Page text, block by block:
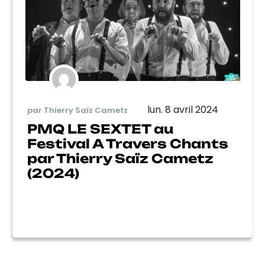
par Thierry Saïz Cametz lun. 8 avril 2024
PMQ LE SEXTET au
Festival A Travers Chants
par Thierry Saïz Cametz
(2024)